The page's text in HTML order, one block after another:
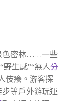
色密林……一些
野生感”“無人分
伎癢。游客探
等戶外游玩運